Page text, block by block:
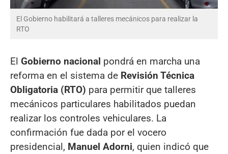
El Gobierno habilitará a talleres mecánicos para realizar la
RTO
El Gobierno nacional pondrá en marcha una
reforma en el sistema de Revisión Técnica
Obligatoria (RTO) para permitir que talleres
mecánicos particulares habilitados puedan
realizar los controles vehiculares. La
confirmación fue dada por el vocero
presidencial, Manuel Adorni, quien indicó que